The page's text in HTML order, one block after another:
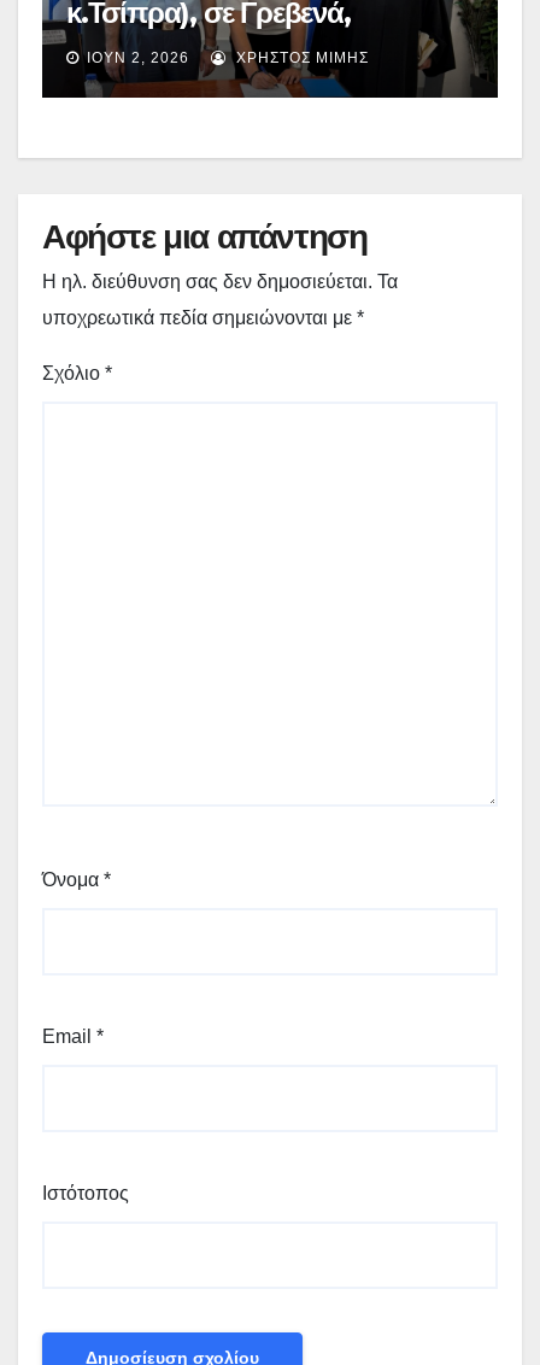
κ.Τσίπρα), σε Γρεβενά,
Καστοριά, Κοζάνη και Φλώρινα:
Ορκωμοσία 21 νέων
Συνοριακών Φυλάκων στη
ΙΟΎΝ 2, 2026 ΧΡΉΣΤΟΣ ΜΊΜΗΣ
Αφήστε μια απάντηση
Η ηλ. διεύθυνση σας δεν δημοσιεύεται. Τα
υποχρεωτικά πεδία σημειώνονται με *
Σχόλιο *
Όνομα *
Email *
Ιστότοπος